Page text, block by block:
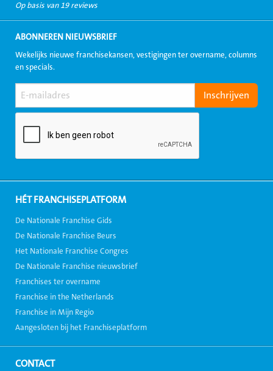
Op basis van 19 reviews
ABONNEREN NIEUWSBRIEF
Wekelijks nieuwe franchisekansen, vestigingen ter overname, columns
en specials.
HÉT FRANCHISEPLATFORM
De Nationale Franchise Gids
De Nationale Franchise Beurs
Het Nationale Franchise Congres
De Nationale Franchise nieuwsbrief
Franchises ter overname
Franchise in the Netherlands
Franchise in Mijn Regio
Aangesloten bij het Franchiseplatform
CONTACT